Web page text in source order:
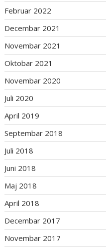
Februar 2022
Decembar 2021
Novembar 2021
Oktobar 2021
Novembar 2020
Juli 2020
April 2019
Septembar 2018
Juli 2018
Juni 2018
Maj 2018
April 2018
Decembar 2017
Novembar 2017